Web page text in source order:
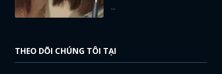
THEO DÕI CHÚNG TÔI TẠI